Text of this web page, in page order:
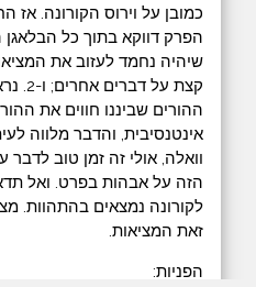
כמובן על וירוס הקורונה. אז
שיהיה נחמד לעזוב את
קצת
ההורים שביננו חווים את
אינטנסיבית, והדבר מלווה
וואלה, אולי זה זמן טוב
הזה על אבהות בפרט. ואל
לקורונה נמצאים בהתהוות.
זאת המציאות.
הפניות: